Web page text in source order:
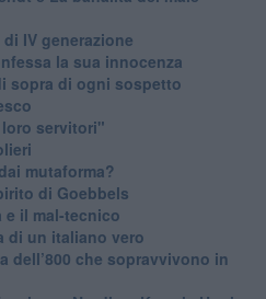
IV generazione
la sua innocenza
sopra di ogni sospetto
servitori"
mutaforma?
di Goebbels
e il mal-tecnico
di un italiano vero
dell’800 che sopravvivono in